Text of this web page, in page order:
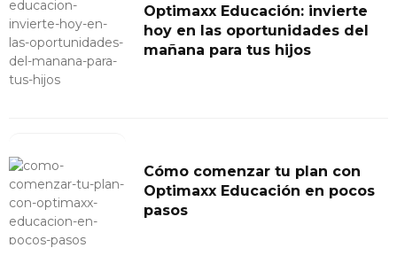
Optimaxx Educación: invierte
hoy en las oportunidades del
mañana para tus hijos
Cómo comenzar tu plan con
Optimaxx Educación en pocos
pasos